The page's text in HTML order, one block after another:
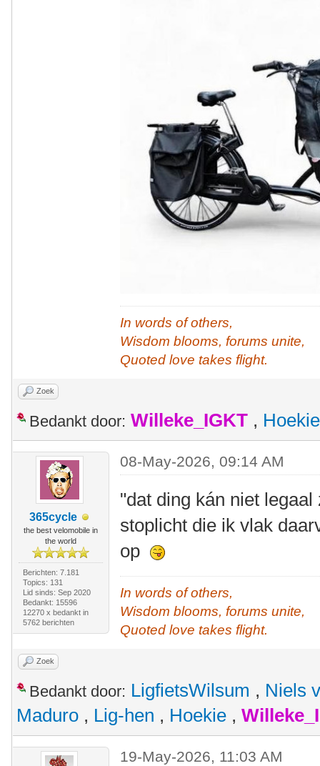
In words of others,
Wisdom blooms, forums unite,
Quoted love takes flight.
Zoek
Bedankt door: Willeke_IGKT , Hoekie
365cycle
the best velomobile in
the world
Berichten: 7.181
Topics: 131
Lid sinds: Sep 2020
Bedankt: 15596
12270 x bedankt in
5762 berichten
08-May-2026, 09:14 AM
"dat ding kán niet
stoplicht die ik vlak
op
In words of others,
Wisdom blooms, forums unite,
Quoted love takes flight.
Zoek
Bedankt door: LigfietsWilsum , Niels
Maduro , Lig-hen , Hoekie ,
19-May-2026, 11:03 AM